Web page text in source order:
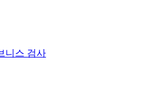
니스 검사